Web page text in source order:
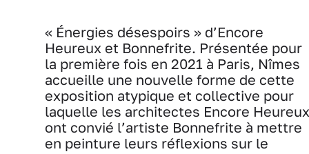
« Énergies désespoirs » d’Encore
Heureux et Bonnefrite. Présentée pour
la première fois en 2021 à Paris, Nîmes
accueille une nouvelle forme de cette
exposition atypique et collective pour
laquelle les architectes Encore Heureux
ont convié l’artiste Bonnefrite à mettre
en peinture leurs réflexions sur le